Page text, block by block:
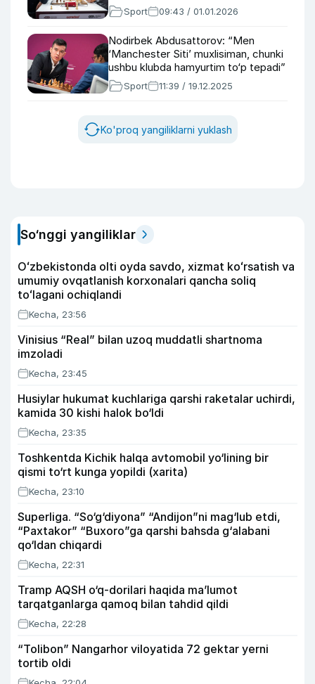
Sport 09:43 / 01.01.2026
Nodirbek Abdusattorov: “Men
‘Manchester Siti’ muxlisiman, chunki
ushbu klubda hamyurtim to‘p tepadi”
Sport 11:39 / 19.12.2025
Ko'proq yangiliklarni yuklash
So‘nggi yangiliklar
Oʻzbekistonda olti oyda savdo, xizmat koʻrsatish va
umumiy ovqatlanish korxonalari qancha soliq
toʻlagani ochiqlandi
Kecha, 23:56
Vinisius “Real” bilan uzoq muddatli shartnoma
imzoladi
Kecha, 23:45
Husiylar hukumat kuchlariga qarshi raketalar uchirdi,
kamida 30 kishi halok bo‘ldi
Kecha, 23:35
Toshkentda Kichik halqa avtomobil yo‘lining bir
qismi to‘rt kunga yopildi (xarita)
Kecha, 23:10
Superliga. “So‘g‘diyona” “Andijon”ni mag‘lub etdi,
“Paxtakor” “Buxoro”ga qarshi bahsda g‘alabani
qo‘ldan chiqardi
Kecha, 22:31
Tramp AQSH o‘q-dorilari haqida ma’lumot
tarqatganlarga qamoq bilan tahdid qildi
Kecha, 22:28
“Tolibon” Nangarhor viloyatida 72 gektar yerni
tortib oldi